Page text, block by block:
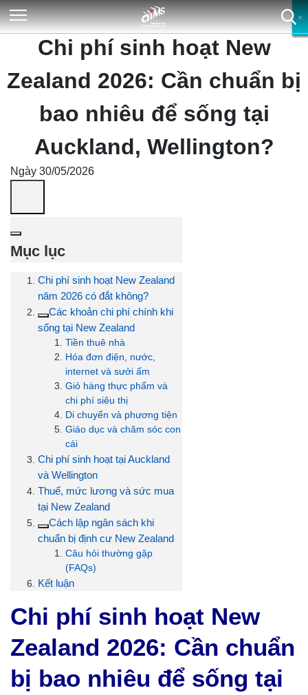
Chi phí sinh hoạt New
Zealand 2026: Cần chuẩn bị
bao nhiêu để sống tại
Auckland, Wellington?
Ngày 30/05/2026
Mục lục
Chi phí sinh hoạt New Zealand
năm 2026 có đắt không?
Các khoản chi phí chính khi
sống tại New Zealand
Tiền thuê nhà
Hóa đơn điện, nước,
internet và sưởi ấm
Giỏ hàng thực phẩm và
chi phí siêu thị
Di chuyển và phương tiện
Giáo dục và chăm sóc con
cái
Chi phí sinh hoạt tại Auckland
và Wellington
Thuế, mức lương và sức mua
tại New Zealand
Cách lập ngân sách khi
chuẩn bị định cư New Zealand
Câu hỏi thường gặp
(FAQs)
Kết luận
Chi phí sinh hoạt New
Zealand 2026: Cần chuẩn
bị bao nhiêu để sống tại
×
×
×
×